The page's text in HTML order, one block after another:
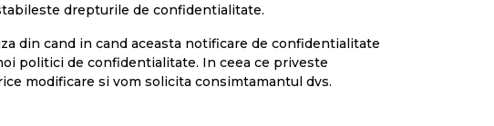
drepturile de confidentialitate.
din cand in cand aceasta notificare de confidentialitate
politici de confidentialitate. In ceea ce priveste
modificare si vom solicita consimtamantul dvs.